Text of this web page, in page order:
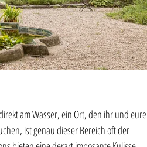
am Wasser, ein Ort, den ihr und eure
ist genau dieser Bereich oft der